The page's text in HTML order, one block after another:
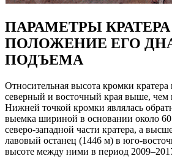
ПАРАМЕТРЫ
ПОЛОЖЕНИЕ ЕГО
ПОДЪЕМА
Относительная высота кромки кратера
северный и восточный края выше,
Нижней точкой кромки являлась
выемка шириной в основании около
северо-западной части кратера, а
лавовый останец (1446 м) в юго-
высоте между ними в период